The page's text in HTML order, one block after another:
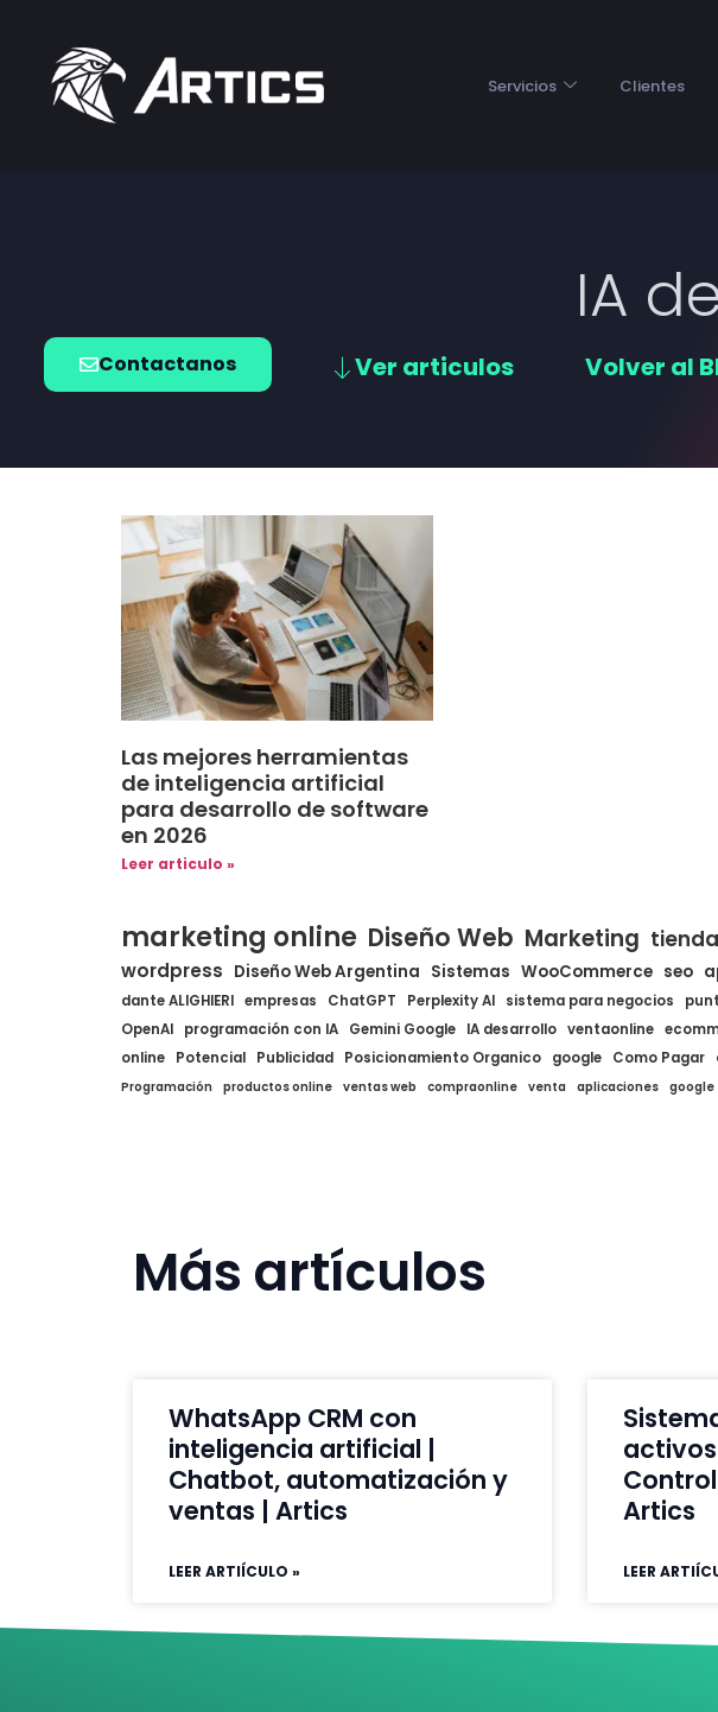
Servicios Clientes
IA
Contactanos Ver articulos Volver al
Las mejores herramientas
de inteligencia artificial
para desarrollo de software
en 2026
Leer articulo »
marketing online Diseño Web Marketing
wordpress Diseño Web Argentina Sistemas WooCommerce seo
dante ALIGHIERI empresas ChatGPT Perplexity AI sistema para negocios
OpenAI
programación con IA Gemini Google IA desarrollo ventaonline
online
Potencial Publicidad Posicionamiento Organico google Como Pagar
Programación productos online ventas web compraonline venta aplicaciones
Más artículos
WhatsApp CRM con
inteligencia artificial |
Chatbot, automatización y
ventas | Artics
LEER ARTIÍCULO »
Artics
LEER